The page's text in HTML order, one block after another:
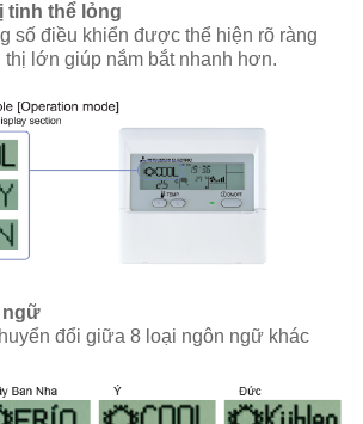
tinh thể lỏng
số điều khiển được thể hiện rõ ràng
lớn giúp nắm bắt nhanh hơn.
ngữ
đổi giữa 8 loại ngôn ngữ khác